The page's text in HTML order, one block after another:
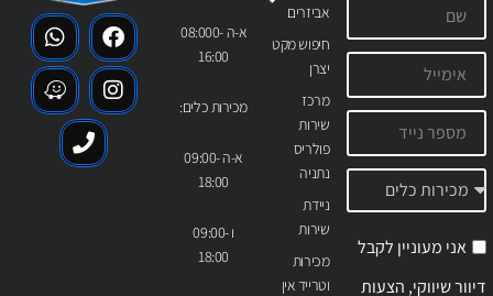
אביזרים
חיפוש מקט
יצרן
מרכז
שירות
פולריס
נתניה
ניידת
שירות
מכירות
וטרייד אין
א-ה 08:000-
16:00
מכירות כלים:
א-ה 09:00-
18:00
ו 09:00-
18:00
אני מעוניין לקבל
דיוור שיווקי, הצעות